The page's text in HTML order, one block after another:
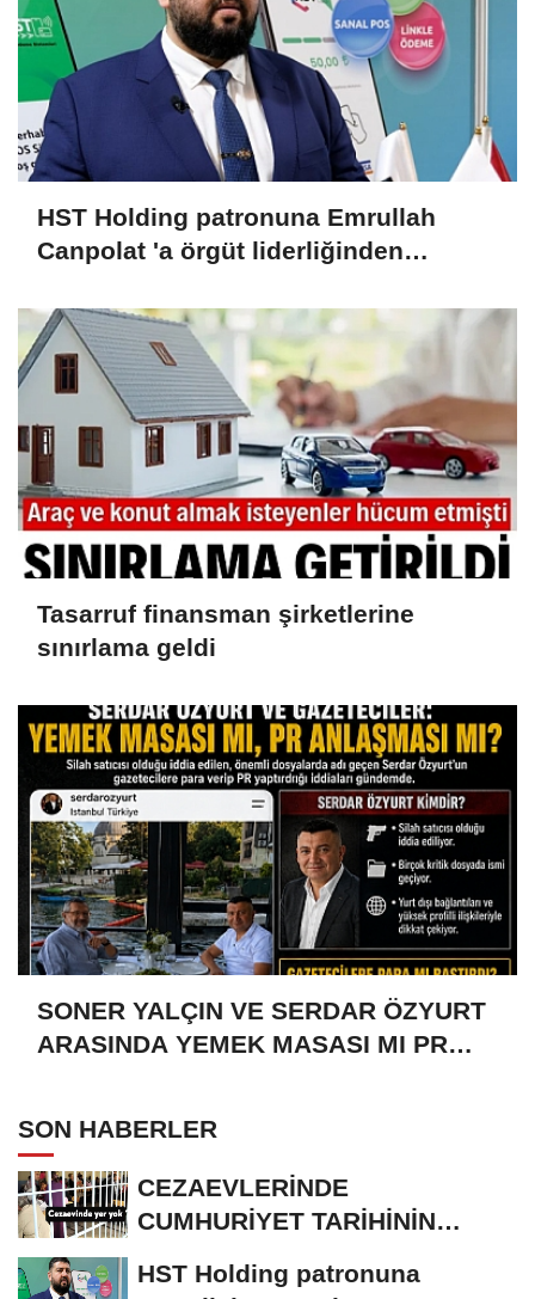
HST Holding patronuna Emrullah
Canpolat 'a örgüt liderliğinden
malvarlığına el konuldu
Tasarruf finansman şirketlerine
sınırlama geldi
SONER YALÇIN VE SERDAR ÖZYURT
ARASINDA YEMEK MASASI MI PR
SON HABERLER
CEZAEVLERİNDE
CUMHURİYET TARİHİNİN
KİŞİ...
HST Holding patronuna